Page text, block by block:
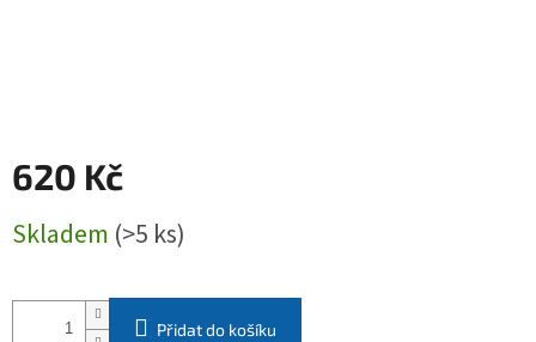
620 Kč
cena:
Skladem (>5 ks)
Přidat do košíku